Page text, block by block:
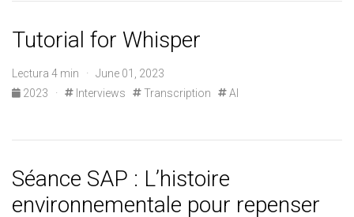
Tutorial for Whisper
Lectura 4 min · June 01, 2023
2023
· Interviews Transcription AI
Séance SAP : L’histoire
environnementale pour repenser